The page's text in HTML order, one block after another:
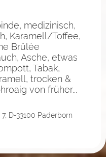
medizinisch,
Karamell/Toffee,
Brûlée
Asche, etwas
Tabak,
trocken &
von früher...
D-33100 Paderborn